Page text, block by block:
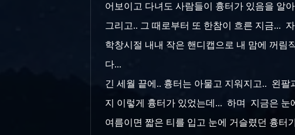
어보이고 다녀도 사람들이 흉터가 있음을 알
그리고.. 그 때로부터 또 한참이 흐른 지금...
학창시절 내내 작은 핸디캡으로 내 맘에 꺼림
다...
긴 세월 끝에.. 흉터는 아물고 지워지고.. 왼
지 이렇게 흉터가 있었는데... 하며 지금은 눈
여름이면 짧은 티를 입고 눈에 거슬렸던 흉